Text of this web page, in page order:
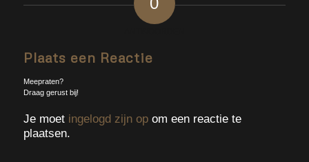
Plaats een Reactie
Meepraten?
Draag gerust bij!
Je moet ingelogd zijn opom een reactie te
plaatsen.